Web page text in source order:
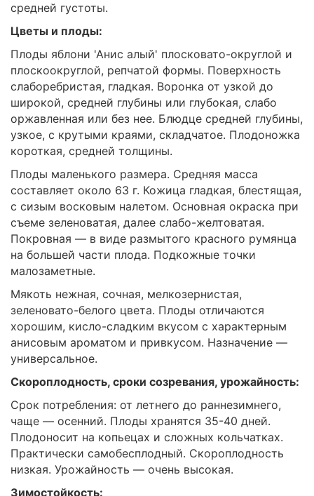
средней густоты.
Цветы и плоды:
Плоды яблони 'Анис алый' плосковато-округлой и
плоскоокруглой, репчатой формы. Поверхность
слаборебристая, гладкая. Воронка от узкой до
широкой, средней глубины или глубокая, слабо
оржавленная или без нее. Блюдце средней глубины,
узкое, с крутыми краями, складчатое. Плодоножка
короткая, средней толщины.
Плоды маленького размера. Средняя масса
составляет около 63 г. Кожица гладкая, блестящая,
с сизым восковым налетом. Основная окраска при
съеме зеленоватая, далее слабо-желтоватая.
Покровная — в виде размытого красного румянца
на большей части плода. Подкожные точки
малозаметные.
Мякоть нежная, сочная, мелкозернистая,
зеленовато-белого цвета. Плоды отличаются
хорошим, кисло-сладким вкусом с характерным
анисовым ароматом и привкусом. Назначение —
универсальное.
Скороплодность, сроки созревания, урожайность:
Срок потребления: от летнего до раннезимнего,
чаще — осенний. Плоды хранятся 35-40 дней.
Плодоносит на копьецах и сложных кольчатках.
Практически самобесплодный. Скороплодность
низкая. Урожайность — очень высокая.
Зимостойкость: